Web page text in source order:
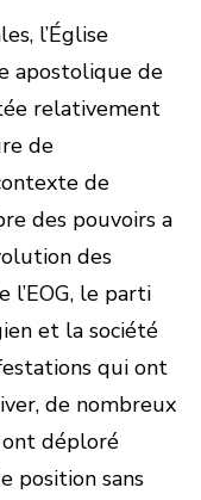
l’Église
apostolique de
relativement
de
de
des pouvoirs a
des
l’EOG, le parti
et la société
qui ont
de nombreux
déploré
position sans